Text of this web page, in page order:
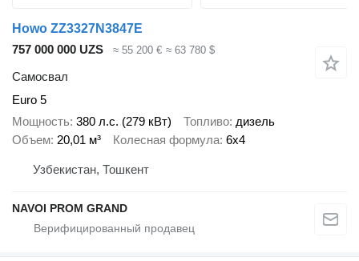
Howo ZZ3327N3847E
757 000 000 UZS
≈ 55 200 € ≈ 63 780 $
Самосвал
Euro 5
Мощность 380 л.с. (279 кВт) Топливо дизель
Объем 20,01 м³ Колесная формула 6x4
Узбекистан, Тошкент
NAVOI PROM GRAND